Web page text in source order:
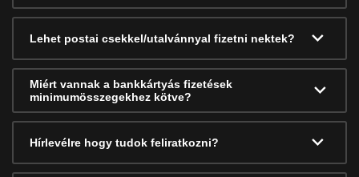
Lehet postai csekkel/utalvánnyal fizetni nektek?
Miért vannak a bankkártyás fizetések
minimumösszegekhez kötve?
Hírlevélre hogy tudok feliratkozni?